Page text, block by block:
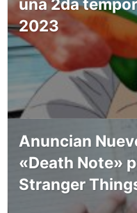
una 2da
2023
Anuncian
«Death Note»
Stranger